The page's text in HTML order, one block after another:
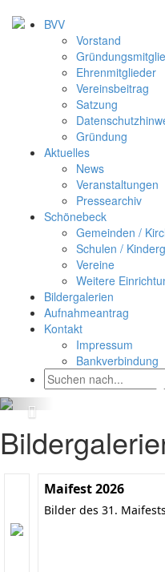
BVV
Vorstand
Ehrenmitglieder
Vereinsbeitrag
Satzung
Gründung
Aktuelles
News
Veranstaltungen
Pressearchiv
Schönebeck
Gemeinden /
Schulen /
Vereine
Weitere
Bildergalerien
Aufnahmeantrag
Kontakt
Impressum
Bankverbindung
Maifest 2026
Bilder des 31.